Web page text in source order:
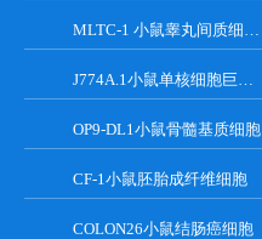
MLTC-1 小鼠睾丸间质细胞瘤细胞系
J774A.1小鼠单核细胞巨噬细胞
OP9-DL1小鼠骨髓基质细胞
CF-1小鼠胚胎成纤维细胞
COLON26小鼠结肠癌细胞